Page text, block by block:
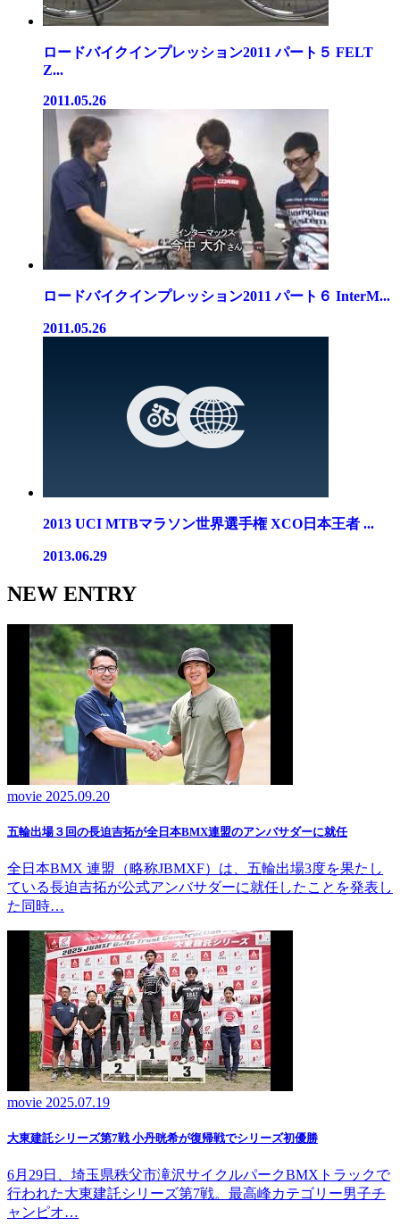
ロードバイクインプレッション2011 パート５ FELT
Z...
2011.05.26
ロードバイクインプレッション2011 パート６ InterM...
2011.05.26
2013 UCI MTBマラソン世界選手権 XCO日本王者 ...
2013.06.29
NEW ENTRY
movie 2025.09.20
五輪出場３回の長迫吉拓が全日本BMX連盟のアンバサダーに就任
全日本BMX 連盟（略称JBMXF）は、五輪出場3度を果たし
ている長迫吉拓が公式アンバサダーに就任したことを発表し
た同時…
movie 2025.07.19
大東建託シリーズ第7戦 ⼩丹晄希が復帰戦でシリーズ初優勝
6月29日、埼玉県秩父市滝沢サイクルパークBMXトラックで
行われた大東建託シリーズ第7戦。最高峰カテゴリー男子チ
ャンピオ…